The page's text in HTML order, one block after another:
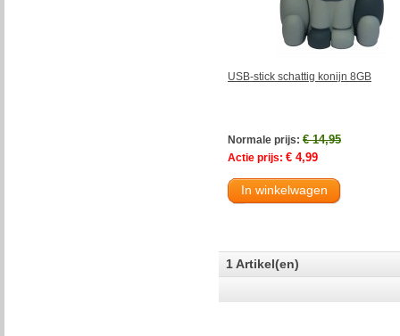
USB-stick schattig konijn 8GB
Normale prijs: € 14,95
Actie prijs: € 4,99
In winkelwagen
1 Artikel(en)